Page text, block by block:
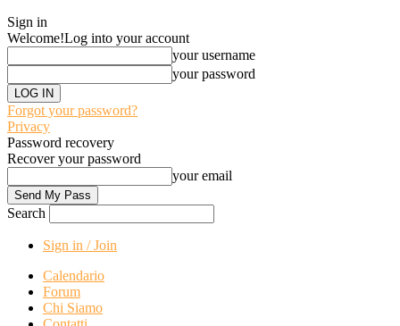
Sign in
Welcome!Log into your account
your username
your password
Forgot your password?
Privacy
Password recovery
Recover your password
your email
Search
Sign in / Join
Calendario
Forum
Chi Siamo